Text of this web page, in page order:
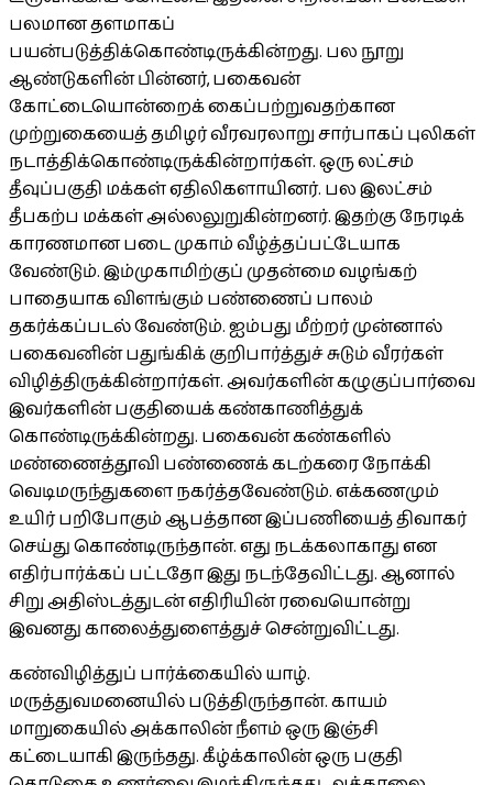
பலமான தளமாகப்
பயன்படுத்திக்கொண்டிருக்கின்றது. பல நூறு
ஆண்டுகளின் பின்னர், பகைவன்
கோட்டையொன்றைக் கைப்பற்றுவதற்கான
முற்றுகையைத் தமிழர் வீரவரலாறு சார்பாகப் புலிகள்
நடாத்திக்கொண்டிருக்கின்றார்கள். ஒரு லட்சம்
தீவுப்பகுதி மக்கள் ஏதிலிகளாயினர். பல இலட்சம்
தீபகற்ப மக்கள் அல்லலுறுகின்றனர். இதற்கு நேரடிக்
காரணமான படை முகாம் வீழ்த்தப்பட்டேயாக
வேண்டும். இம்முகாமிற்குப் முதன்மை வழங்கற்
பாதையாக விளங்கும் பண்ணைப் பாலம்
தகர்க்கப்படல் வேண்டும். ஐம்பது மீற்றர் முன்னால்
பகைவனின் பதுங்கிக் குறிபார்த்துச் சுடும் வீரர்கள்
விழித்திருக்கின்றார்கள். அவர்களின் கழுகுப்பார்வை
இவர்களின் பகுதியைக் கண்காணித்துக்
கொண்டிருக்கின்றது. பகைவன் கண்களில்
மண்ணைத்தூவி பண்ணைக் கடற்கரை நோக்கி
வெடிமருந்துகளை நகர்த்தவேண்டும். எக்கணமும்
உயிர் பறிபோகும் ஆபத்தான இப்பணியைத் திவாகர்
செய்து கொண்டிருந்தான். எது நடக்கலாகாது என
எதிர்பார்க்கப் பட்டதோ இது நடந்தேவிட்டது. ஆனால்
சிறு அதிஸ்டத்துடன் எதிரியின் ரவையொன்று
இவனது காலைத்துளைத்துச் சென்றுவிட்டது.
கண்விழித்துப் பார்க்கையில் யாழ்.
மருத்துவமனையில் படுத்திருந்தான். காயம்
மாறுகையில் அக்காலின் நீளம் ஒரு இஞ்சி
கட்டையாகி இருந்தது. கீழ்க்காலின் ஒரு பகுதி